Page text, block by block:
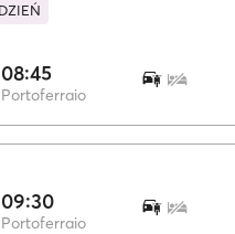
08:45
Portoferraio
09:30
Portoferraio